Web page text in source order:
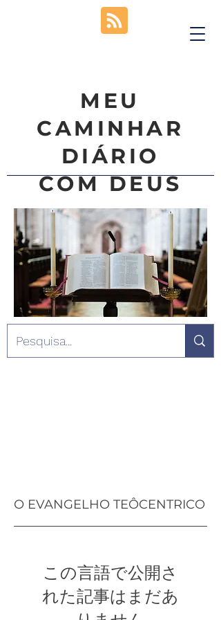
MEU
CAMINHAR
DIÁRIO
COM DEUS
O EVANGELHO TEÔCENTRICO
この言語で公開さ
れた記事はまだあ